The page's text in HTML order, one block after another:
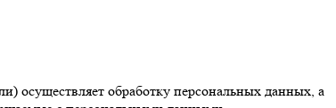
осуществляет обработку персональных данных, а